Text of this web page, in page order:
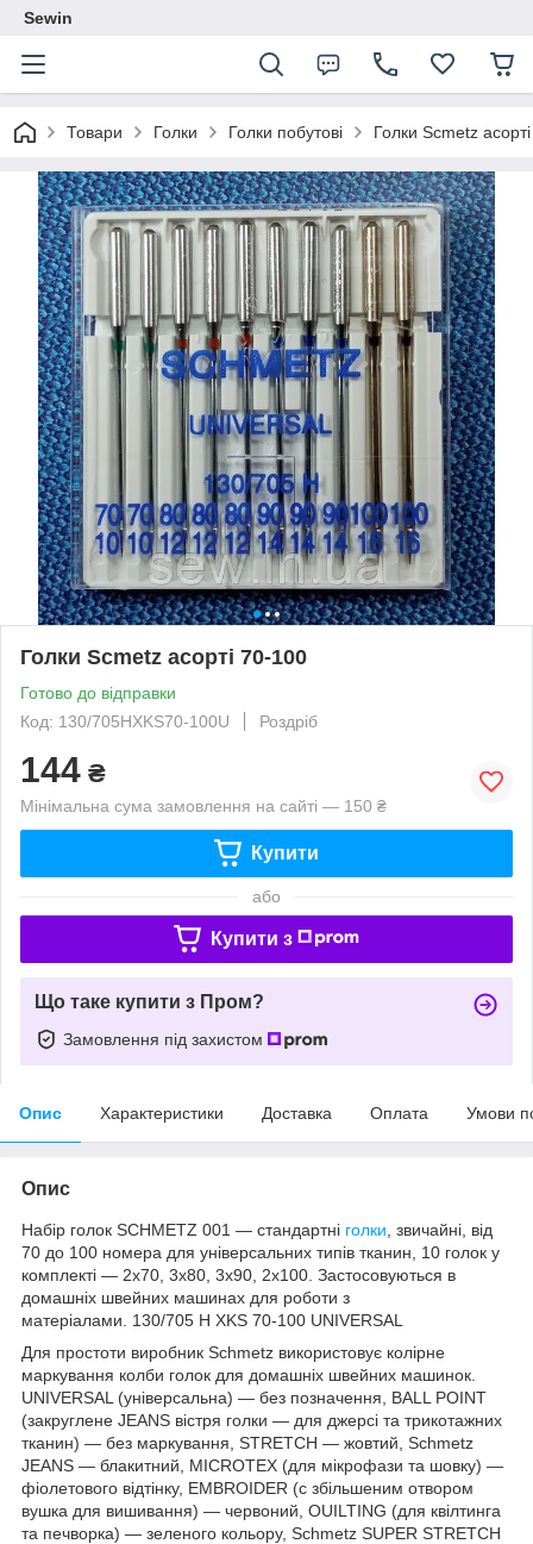
Sewin
Товари Голки Голки побутові Голки Scmetz
Голки Scmetz асорті 70-100
Готово до відправки
Код: 130/705HXKS70-100U
Роздріб
144 ₴
Мінімальна сума замовлення на сайті — 150 ₴
Купити
або
Купити з
Що таке купити з Пром?
Замовлення під захистом
Опис Характеристики Доставка Оплата Умови
Опис
Набір голок SCHMETZ 001 — стандартні голки , звичайні, від
70 до 100 номера для універсальних типів тканин, 10 голок у
комплекті — 2x70, 3x80, 3x90, 2x100. Застосовуються в
домашніх швейних машинах для роботи з
матеріалами. 130/705 H XKS 70-100 UNIVERSAL
Для простоти виробник Schmetz використовує колірне
маркування колби голок для домашніх швейних машинок.
UNIVERSAL (універсальна) — без позначення, BALL POINT
(закруглене JEANS вістря голки — для джерсі та трикотажних
тканин) — без маркування, STRETCH — жовтий, Schmetz
JEANS — блакитний, MICROTEX (для мікрофази та шовку) —
фіолетового відтінку, EMBROIDER (с збільшеним отвором
вушка для вишивання) — червоний, OUILTING (для квілтинга
та печворка) — зеленого кольору, Schmetz SUPER STRETCH